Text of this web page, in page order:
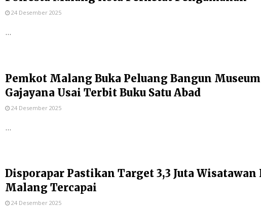
24 Desember 2025
...
Pemkot Malang Buka Peluang Bangun
Gajayana Usai Terbit Buku Satu Abad
24 Desember 2025
...
Disporapar Pastikan Target 3,3 Juta Wisatawan
Malang Tercapai
24 Desember 2025